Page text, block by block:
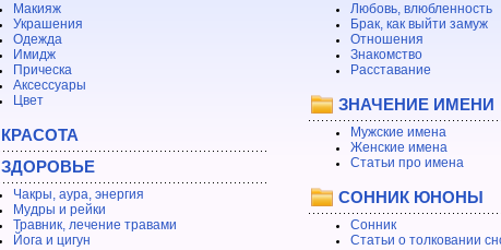
Макияж
Украшения
Одежда
Имидж
Прическа
Аксессуары
Цвет
КРАСОТА
ЗДОРОВЬЕ
Чакры, аура, энергия
Мудры и рейки
Травник, лечение травами
Йога и цигун
Любовь, влюбленность
Брак, как выйти замуж
Отношения
Знакомство
Расставание
ЗНАЧЕНИЕ ИМЕНИ
Мужские имена
Женские имена
Статьи про имена
СОННИК ЮНОНЫ
Сонник
Статьи о толковании